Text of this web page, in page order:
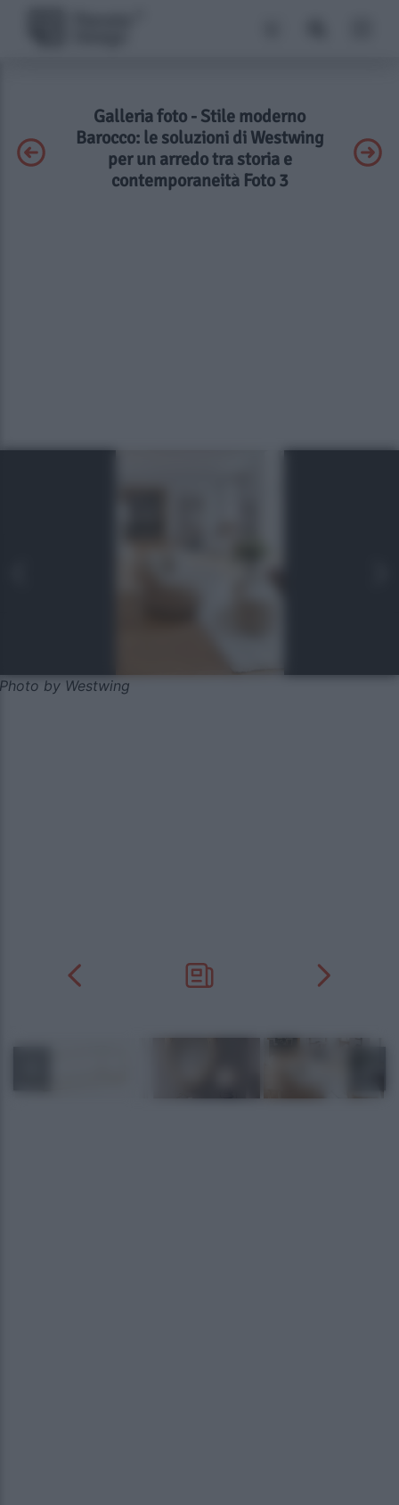
Galleria foto - Stile moderno
Barocco: le soluzioni di Westwing
per un arredo tra storia e
contemporaneità Foto 3
Photo by Westwing